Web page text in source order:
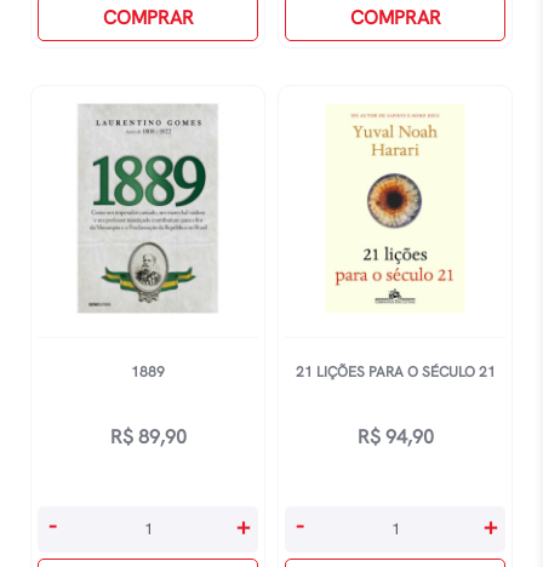
Rodrigo
quantidade
COMPRAR COMPRAR
1889
R$89,90
1889
- +
21 LIÇÕES PARA O SÉCULO 21
R$94,90
21
- +